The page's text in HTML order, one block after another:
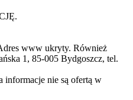
www ukryty. Również
1, 85-005 Bydgoszcz‎, tel.
informacje nie są ofertą w